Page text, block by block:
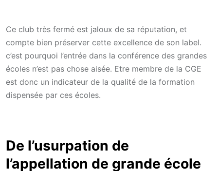
Ce club très fermé est jaloux de sa réputation, et
compte bien préserver cette excellence de son label.
c’est pourquoi l’entrée dans la conférence des grandes
écoles n’est pas chose aisée. Etre membre de la CGE
est donc un indicateur de la qualité de la formation
dispensée par ces écoles.
De l’usurpation de
l’appellation de grande école